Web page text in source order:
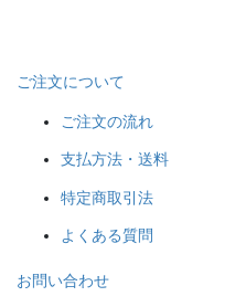
ご注文について
ご注文の流れ
支払方法・送料
特定商取引法
よくある質問
お問い合わせ